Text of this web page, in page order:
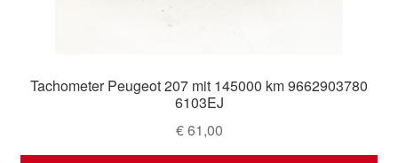
Tachometer Peugeot 207 mit 145000 km 9662903780
6103EJ
€61,00